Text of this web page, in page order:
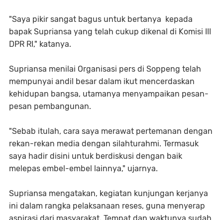
"Saya pikir sangat bagus untuk bertanya kepada
bapak Supriansa yang telah cukup dikenal di Komisi III
DPR RI," katanya.
Supriansa menilai Organisasi pers di Soppeng telah
mempunyai andil besar dalam ikut mencerdaskan
kehidupan bangsa, utamanya menyampaikan pesan-
pesan pembangunan.
"Sebab itulah, cara saya merawat pertemanan dengan
rekan-rekan media dengan silahturahmi. Termasuk
saya hadir disini untuk berdiskusi dengan baik
melepas embel-embel lainnya," ujarnya.
Supriansa mengatakan, kegiatan kunjungan kerjanya
ini dalam rangka pelaksanaan reses, guna menyerap